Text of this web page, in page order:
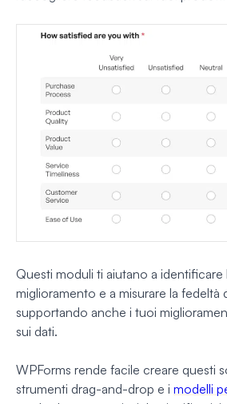
Questi moduli ti aiutano a identificare
miglioramento e a misurare la fedeltà
supportando anche i tuoi
sui dati.
WPForms rende facile creare questi
strumenti drag-and-drop e i modelli